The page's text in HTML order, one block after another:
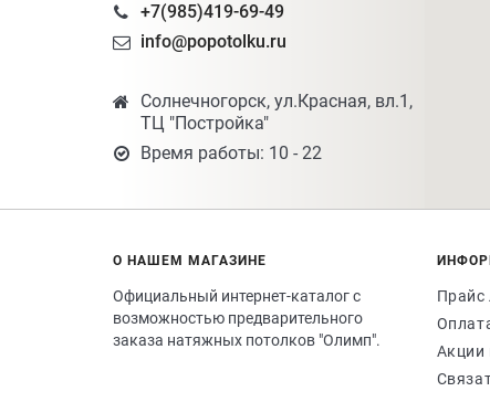
+7(985)419-69-49
info@popotolku.ru
Солнечногорск, ул.Красная, вл.1,
ТЦ "Постройка"
Время работы: 10 - 22
О НАШЕМ МАГАЗИНЕ
Официальный интернет-каталог с
возможностью предварительного
заказа натяжных потолков "Олимп".
Прайс
Акции